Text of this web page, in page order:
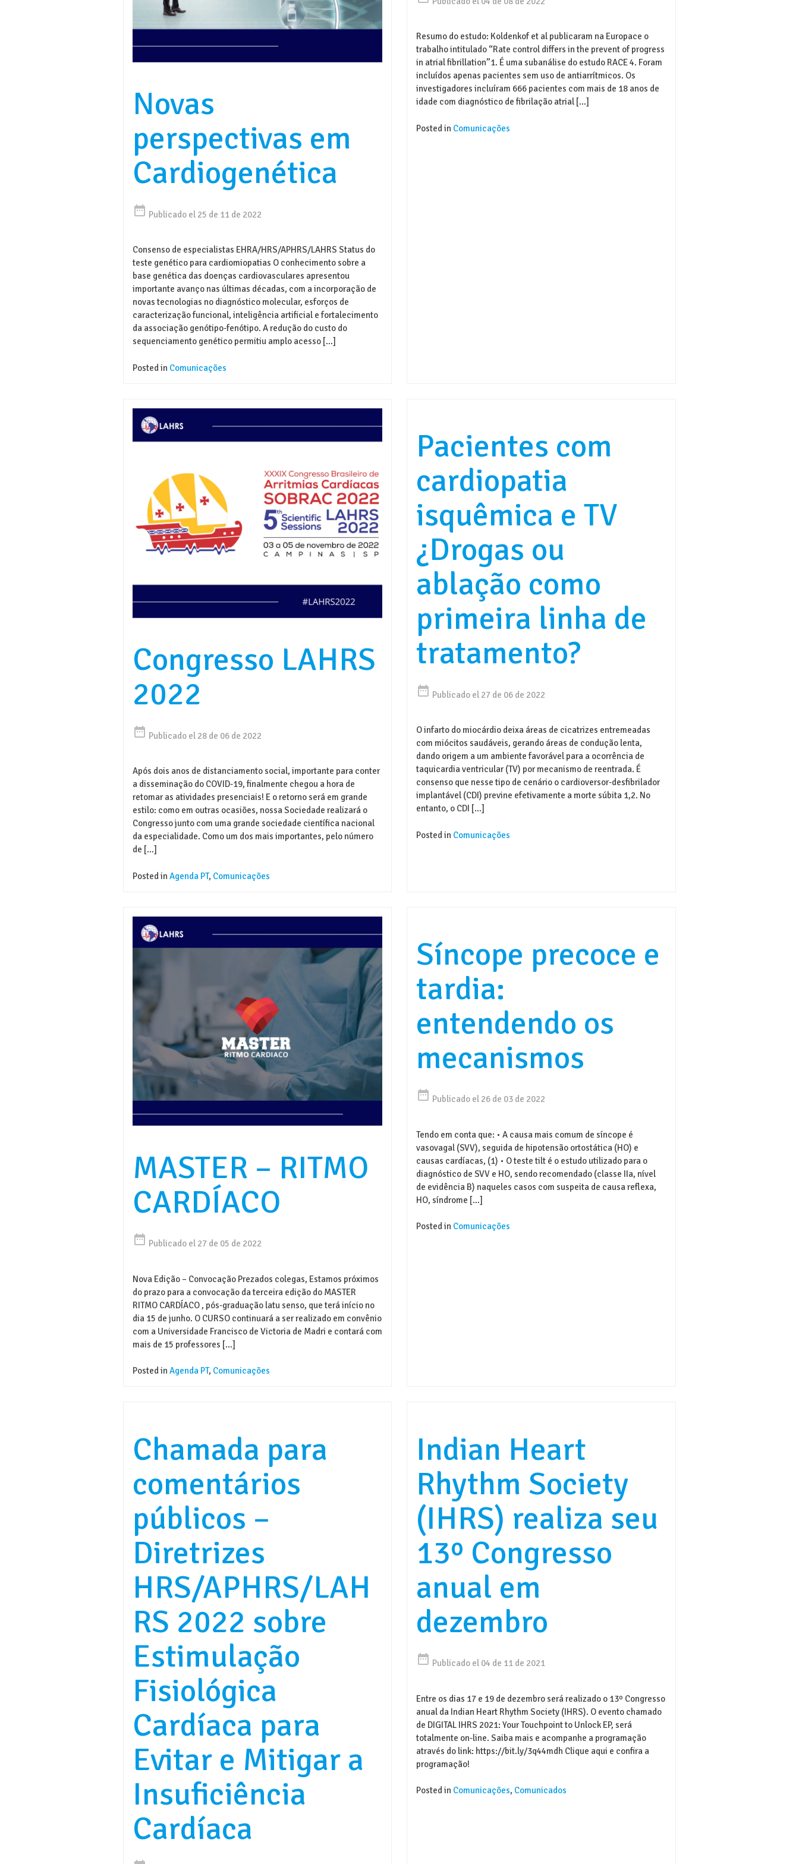
Novas
perspectivas em
Cardiogenética
date_range Publicado el 25 de 11 de 2022
Consenso de especialistas EHRA/HRS/APHRS/LAHRS Status do
teste genético para cardiomiopatias O conhecimento sobre a
base genética das doenças cardiovasculares apresentou
importante avanço nas últimas décadas, com a incorporação de
novas tecnologias no diagnóstico molecular, esforços de
caracterização funcional, inteligência artificial e fortalecimento
da associação genótipo-fenótipo. A redução do custo do
sequenciamento genético permitiu amplo acesso […]
Posted in Comunicações
Resumo do estudo: Koldenkof et al publicaram na Europace o
trabalho intitulado “Rate control differs in the prevent of progress
in atrial fibrillation”1. É uma subanálise do estudo RACE 4. Foram
incluídos apenas pacientes sem uso de antiarrítmicos. Os
investigadores incluíram 666 pacientes com mais de 18 anos de
idade com diagnóstico de fibrilação atrial […]
Posted in Comunicações
Congresso LAHRS
2022
date_range Publicado el 28 de 06 de 2022
Após dois anos de distanciamento social, importante para conter
a disseminação do COVID-19, finalmente chegou a hora de
retomar as atividades presenciais! E o retorno será em grande
estilo: como em outras ocasiões, nossa Sociedade realizará o
Congresso junto com uma grande sociedade científica nacional
da especialidade. Como um dos mais importantes, pelo número
de […]
Posted in Agenda PT, Comunicações
Pacientes com
cardiopatia
isquêmica e TV
¿Drogas ou
ablação como
primeira linha de
tratamento?
date_range Publicado el 27 de 06 de 2022
O infarto do miocárdio deixa áreas de cicatrizes entremeadas
com miócitos saudáveis, gerando áreas de condução lenta,
dando origem a um ambiente favorável para a ocorrência de
taquicardia ventricular (TV) por mecanismo de reentrada. É
consenso que nesse tipo de cenário o cardioversor-desfibrilador
implantável (CDI) previne efetivamente a morte súbita 1,2. No
entanto, o CDI […]
Posted in Comunicações
MASTER – RITMO
CARDÍACO
date_range Publicado el 27 de 05 de 2022
Nova Edição – Convocação Prezados colegas, Estamos próximos
do prazo para a convocação da terceira edição do MASTER
RITMO CARDÍACO , pós-graduação latu senso, que terá início no
dia 15 de junho. O CURSO continuará a ser realizado em convênio
com a Universidade Francisco de Victoria de Madri e contará com
mais de 15 professores […]
Posted in Agenda PT, Comunicações
Síncope precoce e
tardia:
entendendo os
mecanismos
date_range Publicado el 26 de 03 de 2022
Tendo em conta que: • A causa mais comum de síncope é
vasovagal (SVV), seguida de hipotensão ortostática (HO) e
causas cardíacas, (1) • O teste tilt é o estudo utilizado para o
diagnóstico de SVV e HO, sendo recomendado (classe IIa, nível
de evidência B) naqueles casos com suspeita de causa reflexa,
HO, síndrome […]
Posted in Comunicações
Chamada para
comentários
públicos –
Diretrizes
HRS/APHRS/LAH
RS 2022 sobre
Estimulação
Fisiológica
Cardíaca para
Evitar e Mitigar a
Insuficiência
Cardíaca
Indian Heart
Rhythm Society
(IHRS) realiza seu
13º Congresso
anual em
dezembro
date_range Publicado el 04 de 11 de 2021
Entre os dias 17 e 19 de dezembro será realizado o 13º Congresso
anual da Indian Heart Rhythm Society (IHRS). O evento chamado
de DIGITAL IHRS 2021: Your Touchpoint to Unlock EP, será
totalmente on-line. Saiba mais e acompanhe a programação
através do link: https://bit.ly/3q44mdh Clique aqui e confira a
programação!
Posted in Comunicações, Comunicados